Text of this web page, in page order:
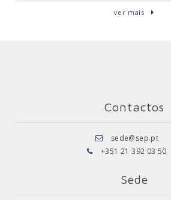
ver mais
Contactos
sede@sep.pt
+351 21 392 03 50
Sede